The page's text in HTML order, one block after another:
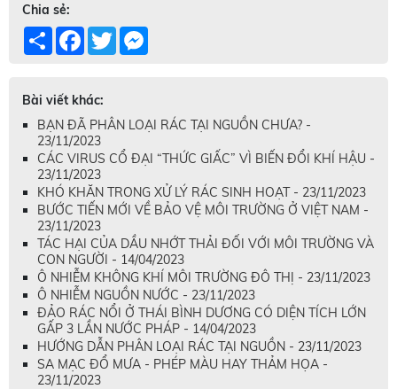
Chia sẻ:
Share Facebook
Twitter
Bài viết khác:
BẠN ĐÃ PHÂN LOẠI RÁC TẠI NGUỒN CHƯA? -
23/11/2023
CÁC VIRUS CỔ ĐẠI “THỨC GIẤC” VÌ BIẾN ĐỔI KHÍ HẬU -
23/11/2023
KHÓ KHĂN TRONG XỬ LÝ RÁC SINH HOẠT - 23/11/2023
BƯỚC TIẾN MỚI VỀ BẢO VỆ MÔI TRƯỜNG Ở VIỆT NAM -
23/11/2023
TÁC HẠI CỦA DẦU NHỚT THẢI ĐỐI VỚI MÔI TRƯỜNG VÀ
CON NGƯỜI - 14/04/2023
Ô NHIỄM KHÔNG KHÍ MÔI TRƯỜNG ĐÔ THỊ - 23/11/2023
Ô NHIỄM NGUỒN NƯỚC - 23/11/2023
ĐẢO RÁC NỔI Ở THÁI BÌNH DƯƠNG CÓ DIỆN TÍCH LỚN
GẤP 3 LẦN NƯỚC PHÁP - 14/04/2023
HƯỚNG DẪN PHÂN LOẠI RÁC TẠI NGUỒN - 23/11/2023
SA MẠC ĐỔ MƯA - PHÉP MÀU HAY THẢM HỌA -
23/11/2023